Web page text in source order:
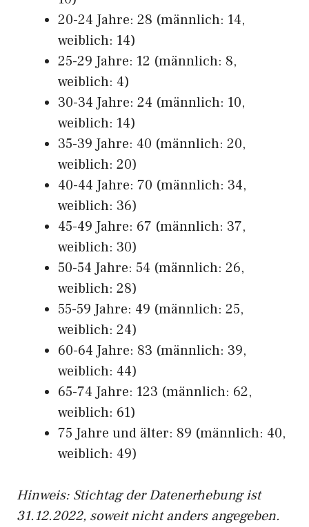
20-24 Jahre: 28 (männlich: 14,
weiblich: 14)
25-29 Jahre: 12 (männlich: 8,
weiblich: 4)
30-34 Jahre: 24 (männlich: 10,
weiblich: 14)
35-39 Jahre: 40 (männlich: 20,
weiblich: 20)
40-44 Jahre: 70 (männlich: 34,
weiblich: 36)
45-49 Jahre: 67 (männlich: 37,
weiblich: 30)
50-54 Jahre: 54 (männlich: 26,
weiblich: 28)
55-59 Jahre: 49 (männlich: 25,
weiblich: 24)
60-64 Jahre: 83 (männlich: 39,
weiblich: 44)
65-74 Jahre: 123 (männlich: 62,
weiblich: 61)
75 Jahre und älter: 89 (männlich: 40,
weiblich: 49)
Hinweis: Stichtag der Datenerhebung ist
31.12.2022, soweit nicht anders angegeben.